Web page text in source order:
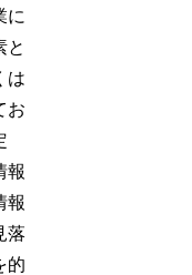
に
と
は
お
報
報
落
的